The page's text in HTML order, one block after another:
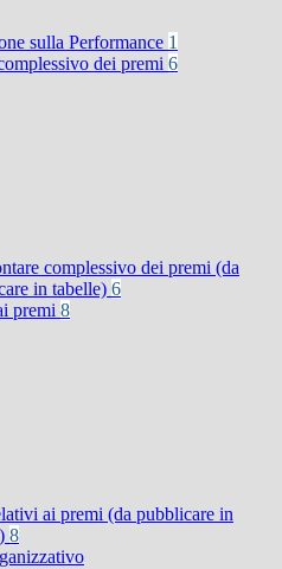
sulla Performance 1
dei premi 6
complessivo dei premi (da
in tabelle) 6
premi 8
ai premi (da pubblicare in
8